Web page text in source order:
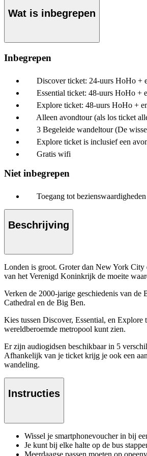
Wat is inbegrepen
Inbegrepen
Discover ticket: 24-uurs HoHo +
Essential ticket: 48-uurs HoHo +
Explore ticket: 48-uurs HoHo +
Alleen avondtour (als los ticket
3 Begeleide wandeltour (De
Explore ticket is inclusief een
Gratis wifi
Niet inbegrepen
Toegang tot bezienswaardigheden
Beschrijving
Londen is groot. Groter dan New York City
van het Verenigd Koninkrijk de moeite
Verken de 2000-jarige geschiedenis van
Cathedral en de Big Ben.
Kies tussen Discover, Essential, en
wereldberoemde metropool kunt zien.
Er zijn audiogidsen beschikbaar in 5
Afhankelijk van je ticket krijg je ook een
wandeling.
Instructies
Wissel je smartphonevoucher in bij
Je kunt bij elke halte op de bus
Meerdaagse passen moeten op